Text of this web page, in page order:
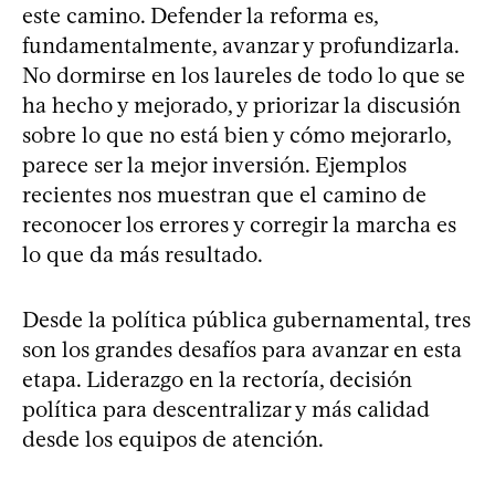
este camino. Defender la reforma es,
fundamentalmente, avanzar y profundizarla.
No dormirse en los laureles de todo lo que se
ha hecho y mejorado, y priorizar la discusión
sobre lo que no está bien y cómo mejorarlo,
parece ser la mejor inversión. Ejemplos
recientes nos muestran que el camino de
reconocer los errores y corregir la marcha es
lo que da más resultado.
Desde la política pública gubernamental, tres
son los grandes desafíos para avanzar en esta
etapa. Liderazgo en la rectoría, decisión
política para descentralizar y más calidad
desde los equipos de atención.